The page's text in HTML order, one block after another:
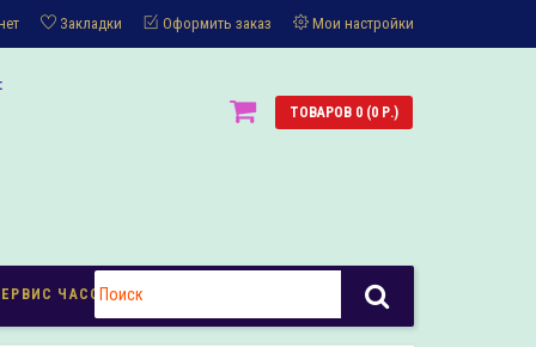
Закладки Оформить заказ Мои настройки
ТОВАРОВ 0 (0 Р.)
ЧАСОВ